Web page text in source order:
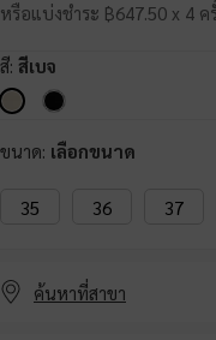
หรือแบ่งชำระ ฿647.50 x 4 ค
สี: สีเบจ
ขนาด: เลือกขนาด
35 36 37
ค้นหาที่สาขา